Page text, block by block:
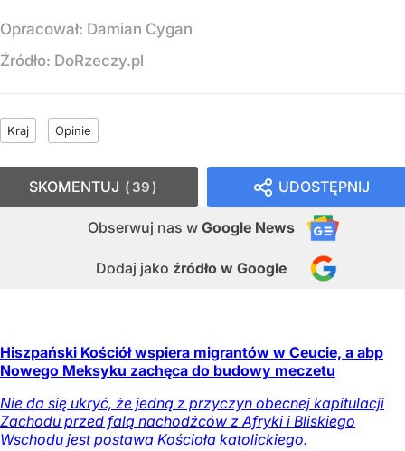
Opracował: Damian Cygan
Źródło: DoRzeczy.pl
Kraj Opinie
UDOSTĘPNIJ
Obserwuj nas w Google News
Dodaj jako źródło w Google
SKOMENTUJ 39
Hiszpański Kościół wspiera migrantów w Ceucie, a abp
Nowego Meksyku zachęca do budowy meczetu
Nie da się ukryć, że jedną z przyczyn obecnej kapitulacji
Zachodu przed falą nachodźców z Afryki i Bliskiego
Wschodu jest postawa Kościoła katolickiego.